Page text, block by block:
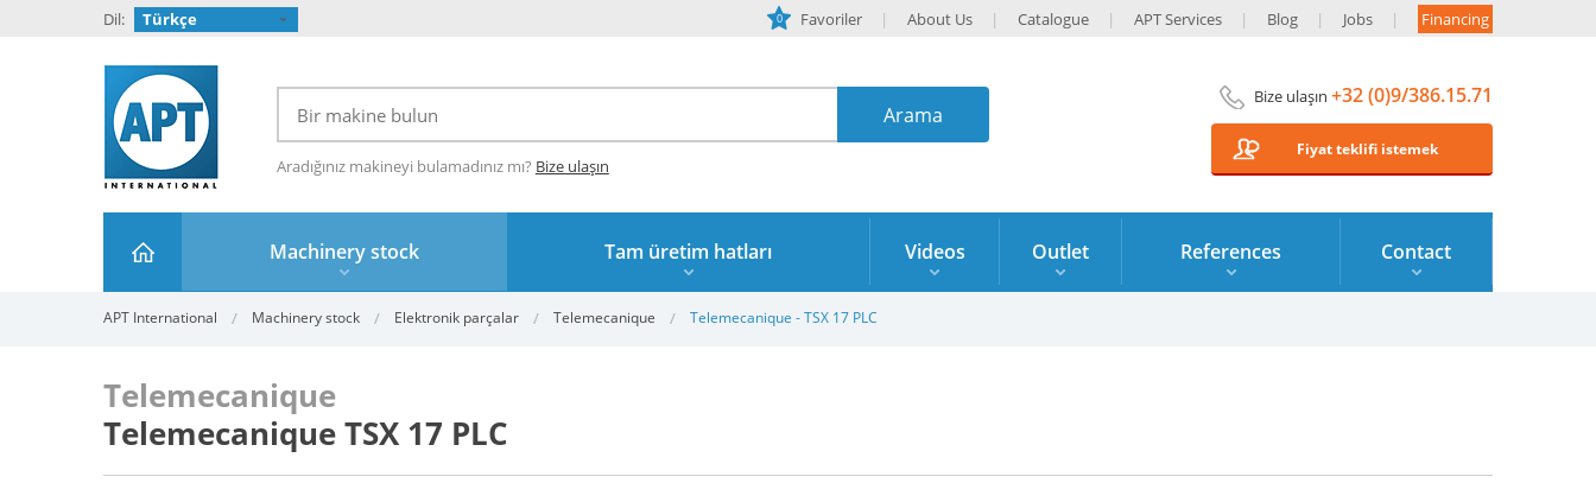
Dil: Türkçe 0 Favoriler About Us Catalogue APT Services Blog Jobs Financing
Aradığınız makineyi bulamadınız mı? Bize ulaşın
Bize ulaşın +32 (0)9/386.15.71
Fiyat teklifi istemek
Machinery stock Tam üretim hatları Videos Outlet References Contact
APT International Machinery stock Elektronik parçalar Telemecanique Telemecanique - TSX 17 PLC
Telemecanique
Telemecanique TSX 17 PLC